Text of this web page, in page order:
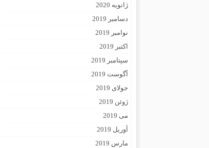
ژانویه 2020
دسامبر 2019
نوامبر 2019
اکتبر 2019
سپتامبر 2019
آگوست 2019
جولای 2019
ژوئن 2019
می 2019
آوریل 2019
مارس 2019